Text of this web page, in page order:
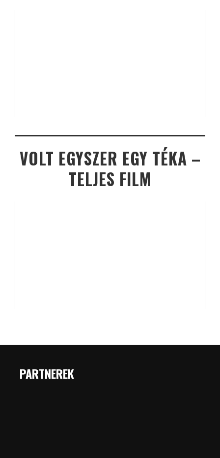
VOLT EGYSZER EGY TÉKA –
TELJES FILM
PARTNEREK